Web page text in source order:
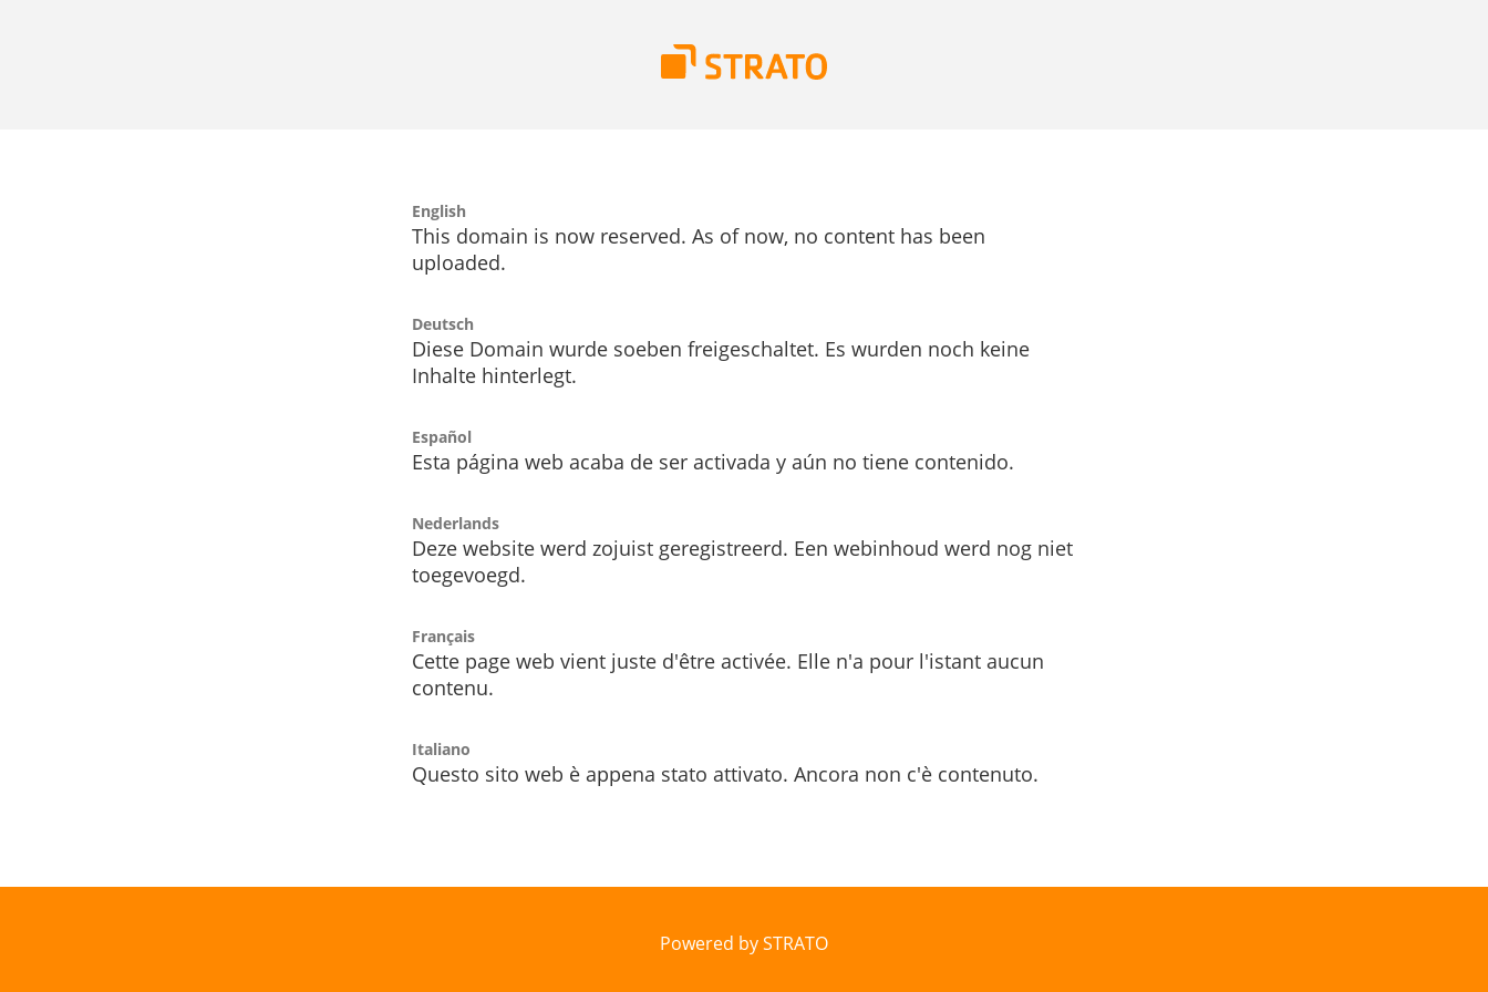
English
This domain is now reserved. As of now, no content has been
uploaded.
Deutsch
Diese Domain wurde soeben freigeschaltet. Es wurden noch keine
Inhalte hinterlegt.
Español
Esta página web acaba de ser activada y aún no tiene contenido.
Nederlands
Deze website werd zojuist geregistreerd. Een webinhoud werd nog niet
toegevoegd.
Français
Cette page web vient juste d'être activée. Elle n'a pour l'istant aucun
contenu.
Italiano
Questo sito web è appena stato attivato. Ancora non c'è contenuto.
Powered by STRATO